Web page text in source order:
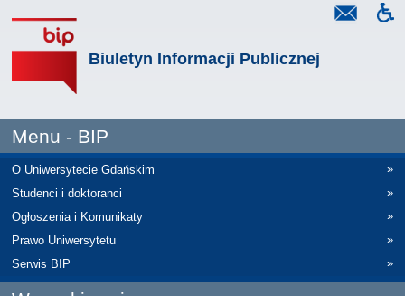
Biuletyn Informacji Publicznej
Menu - BIP
O Uniwersytecie Gdańskim
»
Studenci i doktoranci
»
Ogłoszenia i Komunikaty
»
Prawo Uniwersytetu
»
Serwis BIP
»